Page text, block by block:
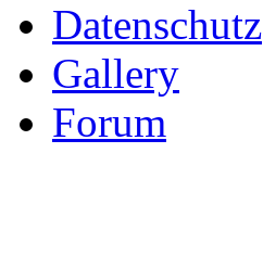
Datenschutz
Gallery
Forum